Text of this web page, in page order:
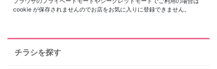
cookie が保存されませんのでお店をお気に入りに登録できません。
チラシを探す